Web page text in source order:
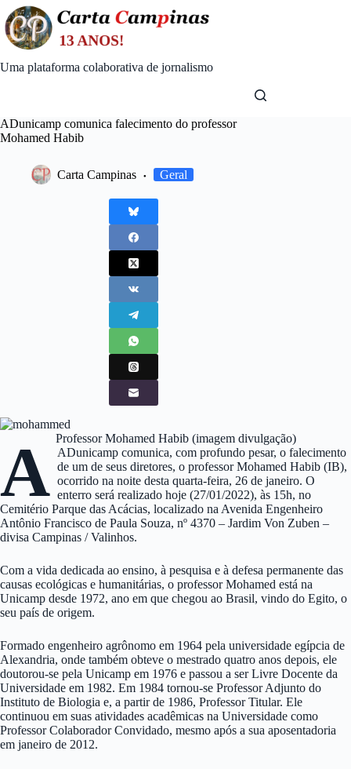
Skip
to
content
Uma plataforma colaborativa de jornalismo
ADunicamp comunica falecimento do professor
Mohamed Habib
Carta Campinas Geral
Professor Mohamed Habib (imagem divulgação)
A ADunicamp comunica, com profundo pesar, o falecimento
de um de seus diretores, o professor Mohamed Habib (IB),
ocorrido na noite desta quarta-feira, 26 de janeiro. O
enterro será realizado hoje (27/01/2022), às 15h, no
Cemitério Parque das Acácias, localizado na Avenida Engenheiro
Antônio Francisco de Paula Souza, nº 4370 – Jardim Von Zuben –
divisa Campinas / Valinhos.
Com a vida dedicada ao ensino, à pesquisa e à defesa permanente das
causas ecológicas e humanitárias, o professor Mohamed está na
Unicamp desde 1972, ano em que chegou ao Brasil, vindo do Egito, o
seu país de origem.
Formado engenheiro agrônomo em 1964 pela universidade egípcia de
Alexandria, onde também obteve o mestrado quatro anos depois, ele
doutorou-se pela Unicamp em 1976 e passou a ser Livre Docente da
Universidade em 1982. Em 1984 tornou-se Professor Adjunto do
Instituto de Biologia e, a partir de 1986, Professor Titular. Ele
continuou em suas atividades acadêmicas na Universidade como
Professor Colaborador Convidado, mesmo após a sua aposentadoria
em janeiro de 2012.